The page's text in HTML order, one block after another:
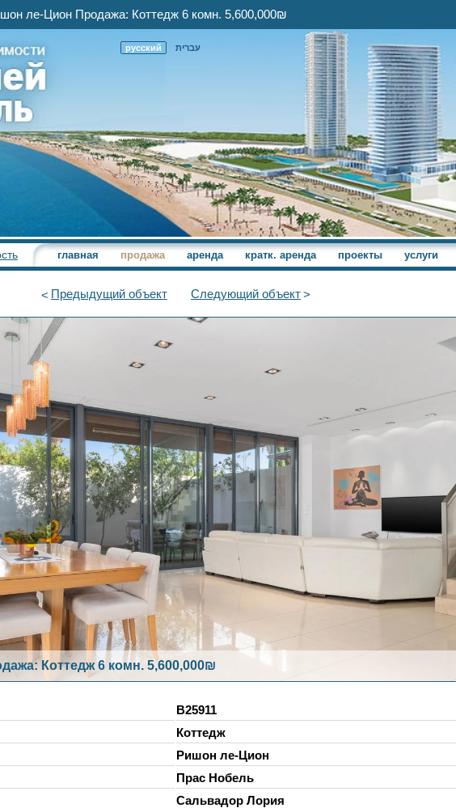
ле-Цион Продажа: Коттедж 6 комн. 5,600,000₪
עברית русский
главная продажа аренда кратк. аренда проекты услуги
Предыдущийобъект Следующийобъект
Коттедж 6 комн. 5,600,000₪
B25911
Коттедж
Ришон ле-Цион
Прас Нобель
Сальвадор Лория